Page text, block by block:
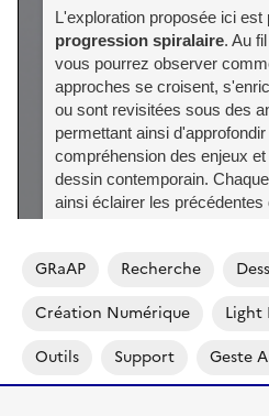
GRaAP Recherche
Création Numérique
Light
Outils
Support Geste